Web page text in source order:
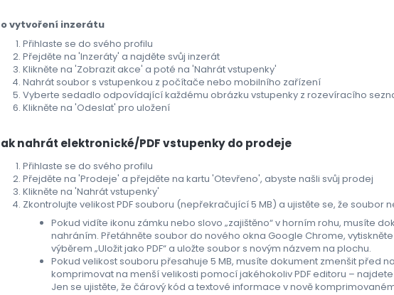
vytvoření inzerátu
Přihlaste se do svého profilu
Přejděte na 'Inzeráty' a najděte svůj inzerát
Klikněte na 'Zobrazit akce' a poté na 'Nahrát vstupenky'
Nahrát soubor s vstupenkou z počítače nebo mobilního zařízení
Vyberte sedadlo odpovídající každému obrázku vstupenky z rozevíracího
Klikněte na 'Odeslat' pro uložení
nahrát elektronické/PDF vstupenky do prodeje
Přihlaste se do svého profilu
Přejděte na 'Prodeje' a přejděte na kartu 'Otevřeno', abyste našli svůj prodej
Klikněte na 'Nahrát vstupenky'
Zkontrolujte velikost PDF souboru (nepřekračující 5 MB) a ujistěte se, že soubor
Pokud vidíte ikonu zámku nebo slovo „zajištěno“ v horním rohu, musíte
nahráním. Přetáhněte soubor do nového okna Google Chrome, vytiskněte
výběrem „Uložit jako PDF“ a uložte soubor s novým názvem na plochu.
Pokud velikost souboru přesahuje 5 MB, musíte dokument zmenšit před
komprimovat na menší velikosti pomocí jakéhokoliv PDF editoru –
Jen se ujistěte, že čárový kód a textové informace v nově